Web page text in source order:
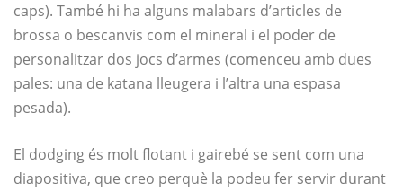
caps). També hi ha alguns malabars d’articles de
brossa o bescanvis com el mineral i el poder de
personalitzar dos jocs d’armes (comenceu amb dues
pales: una de katana lleugera i l’altra una espasa
pesada).
El dodging és molt flotant i gairebé se sent com una
diapositiva, que creo perquè la podeu fer servir durant